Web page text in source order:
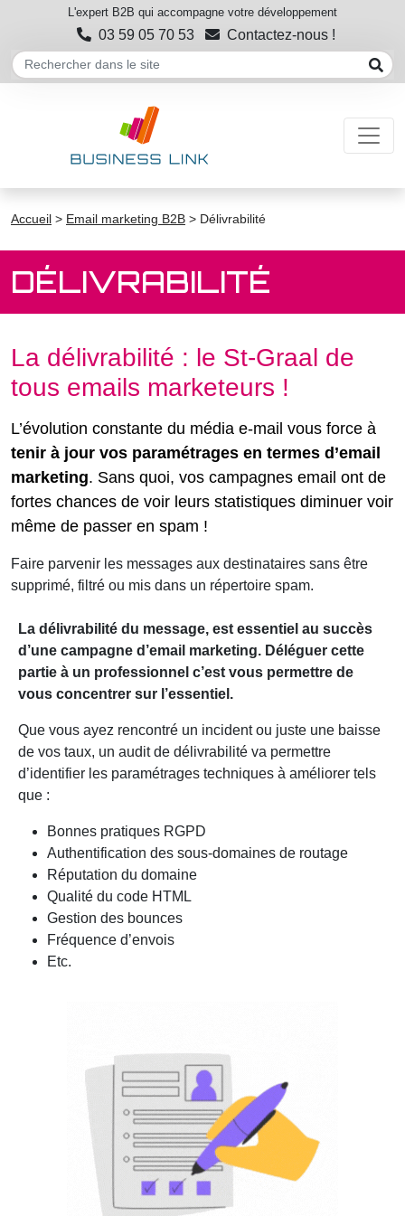
L'expert B2B qui accompagne votre développement
03 59 05 70 53 Contactez-nous !
Accueil > Email marketing B2B > Délivrabilité
DÉLIVRABILITÉ
La délivrabilité : le St-Graal de
tous emails marketeurs !
L’évolution constante du média e-mail vous force à
tenir à jour vos paramétrages en termes d’email
marketing. Sans quoi, vos campagnes email ont de
fortes chances de voir leurs statistiques diminuer voir
même de passer en spam !
Faire parvenir les messages aux destinataires sans être
supprimé, filtré ou mis dans un répertoire spam.
La délivrabilité du message, est essentiel au succès
d’une campagne d’email marketing. Déléguer cette
partie à un professionnel c’est vous permettre de
vous concentrer sur l’essentiel.
Que vous ayez rencontré un incident ou juste une baisse
de vos taux, un audit de délivrabilité va permettre
d’identifier les paramétrages techniques à améliorer tels
que :
Bonnes pratiques RGPD
Authentification des sous-domaines de routage
Réputation du domaine
Qualité du code HTML
Gestion des bounces
Fréquence d’envois
Etc.